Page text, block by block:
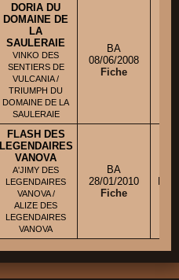
DORIA DU
DOMAINE DE
LA
SAULERAIE
VINKO DES
SENTIERS DE
VULCANIA /
TRIUMPH DU
DOMAINE DE LA
SAULERAIE
BA
08/06/2008
Fiche
FLASH DES
LEGENDAIRES
VANOVA
A'JIMY DES
LEGENDAIRES
VANOVA /
ALIZE DES
LEGENDAIRES
VANOVA
BA
28/01/2010
Fiche